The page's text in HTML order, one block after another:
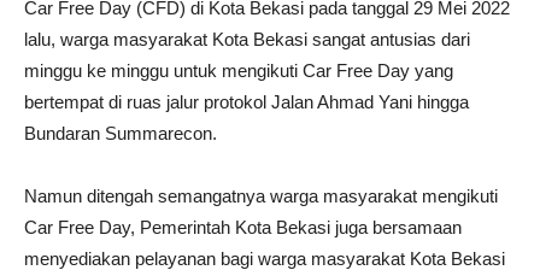
Car Free Day (CFD) di Kota Bekasi pada tanggal 29 Mei 2022
lalu, warga masyarakat Kota Bekasi sangat antusias dari
minggu ke minggu untuk mengikuti Car Free Day yang
bertempat di ruas jalur protokol Jalan Ahmad Yani hingga
Bundaran Summarecon.
Namun ditengah semangatnya warga masyarakat mengikuti
Car Free Day, Pemerintah Kota Bekasi juga bersamaan
menyediakan pelayanan bagi warga masyarakat Kota Bekasi